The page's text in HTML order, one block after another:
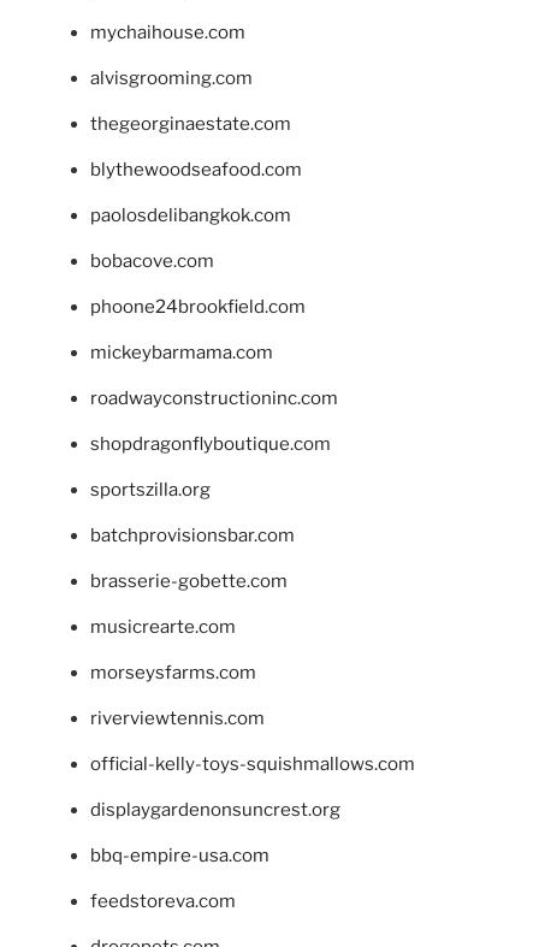
mychaihouse.com
alvisgrooming.com
thegeorginaestate.com
blythewoodseafood.com
paolosdelibangkok.com
bobacove.com
phoone24brookfield.com
mickeybarmama.com
roadwayconstructioninc.com
shopdragonflyboutique.com
sportszilla.org
batchprovisionsbar.com
brasserie-gobette.com
musicrearte.com
morseysfarms.com
riverviewtennis.com
official-kelly-toys-squishmallows.com
displaygardenonsuncrest.org
bbq-empire-usa.com
feedstoreva.com